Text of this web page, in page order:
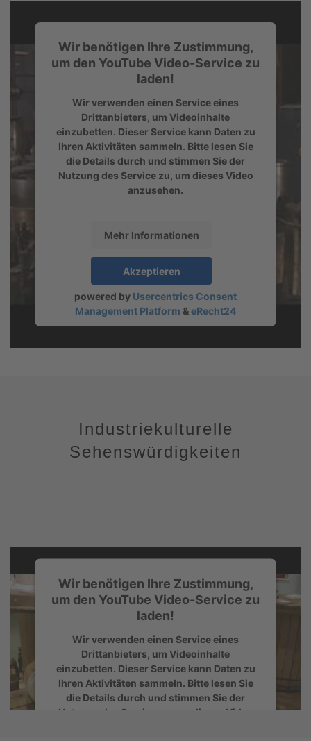
Wir benötigen Ihre Zustimmung,
um den YouTube Video-Service zu
laden!
Wir verwenden einen Service eines
Drittanbieters, um Videoinhalte
einzubetten. Dieser Service kann Daten zu
Ihren Aktivitäten sammeln. Bitte lesen Sie
die Details durch und stimmen Sie der
Nutzung des Service zu, um dieses Video
anzusehen.
Mehr Informationen
Akzeptieren
powered by Usercentrics Consent
Management Platform &eRecht24
Industriekulturelle
Sehenswürdigkeiten
Wir benötigen Ihre Zustimmung,
um den YouTube Video-Service zu
laden!
Wir verwenden einen Service eines
Drittanbieters, um Videoinhalte
einzubetten. Dieser Service kann Daten zu
Ihren Aktivitäten sammeln. Bitte lesen Sie
die Details durch und stimmen Sie der
Nutzung des Service zu, um dieses Video